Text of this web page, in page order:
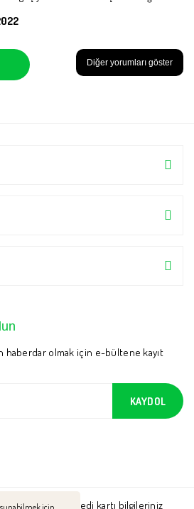
Diğer yorumları göster
haberdar olmak için e-bültene kayıt
KAYDOL
Saklıdır. Kredi kartı bilgileriniz